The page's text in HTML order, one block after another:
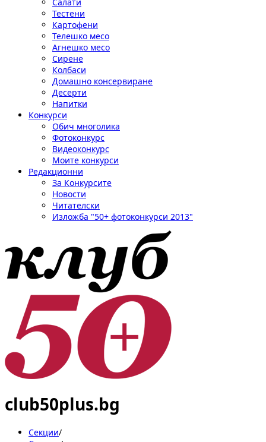
Тестени
Картофени
Телешко месо
Агнешко месо
Сирене
Колбаси
Домашно консервиране
Десерти
Напитки
Конкурси
Обич многолика
Фотоконкурс
Видеоконкурс
Моите конкурси
Редакционни
За Конкурсите
Новости
Читателски
Изложба "50+ фотоконкурси 2013"
club50plus.bg
Секции/